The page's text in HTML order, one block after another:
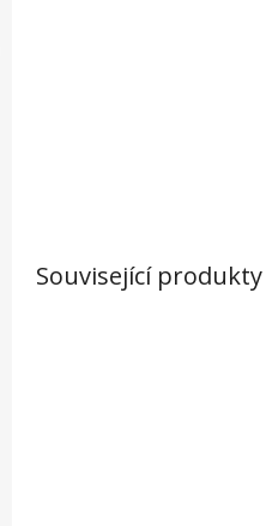
Související produkty